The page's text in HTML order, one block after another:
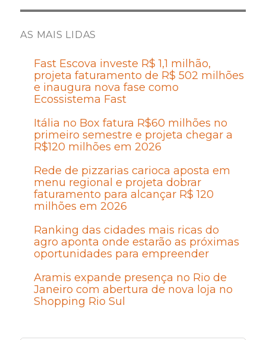
AS MAIS LIDAS
Fast Escova investe R$ 1,1 milhão,
projeta faturamento de R$ 502 milhões
e inaugura nova fase como
Ecossistema Fast
Itália no Box fatura R$60 milhões no
primeiro semestre e projeta chegar a
R$120 milhões em 2026
Rede de pizzarias carioca aposta em
menu regional e projeta dobrar
faturamento para alcançar R$ 120
milhões em 2026
Ranking das cidades mais ricas do
agro aponta onde estarão as próximas
oportunidades para empreender
Aramis expande presença no Rio de
Janeiro com abertura de nova loja no
Shopping Rio Sul